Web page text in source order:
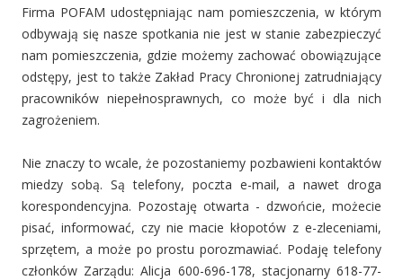
Firma POFAM udostępniając nam pomieszczenia, w którym
odbywają się nasze spotkania nie jest w stanie zabezpieczyć
nam pomieszczenia, gdzie możemy zachować obowiązujące
odstępy, jest to także Zakład Pracy Chronionej zatrudniający
pracowników niepełnosprawnych, co może być i dla nich
zagrożeniem.
Nie znaczy to wcale, że pozostaniemy pozbawieni kontaktów
miedzy sobą. Są telefony, poczta e-mail, a nawet droga
korespondencyjna. Pozostaję otwarta - dzwońcie, możecie
pisać, informować, czy nie macie kłopotów z e-zleceniami,
sprzętem, a może po prostu porozmawiać. Podaję telefony
członków Zarządu: Alicja 600-696-178, stacjonarny 618-77-